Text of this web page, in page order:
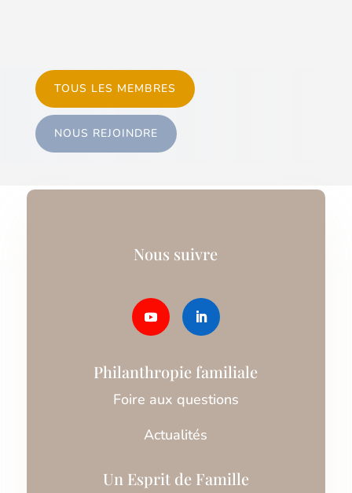
TOUS LES MEMBRES
NOUS REJOINDRE
Nous suivre
Philanthropie familiale
Foire aux questions
Actualités
Un Esprit de Famille